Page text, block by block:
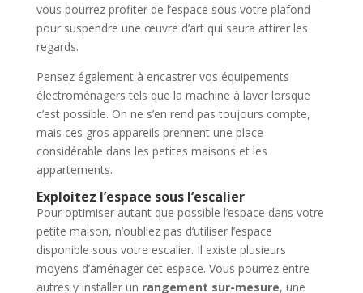
vous pourrez profiter de l’espace sous votre plafond
pour suspendre une œuvre d’art qui saura attirer les
regards.
Pensez également à encastrer vos équipements
électroménagers tels que la machine à laver lorsque
c’est possible. On ne s’en rend pas toujours compte,
mais ces gros appareils prennent une place
considérable dans les petites maisons et les
appartements.
Exploitez l’espace sous l’escalier
Pour optimiser autant que possible l’espace dans votre
petite maison, n’oubliez pas d’utiliser l’espace
disponible sous votre escalier. Il existe plusieurs
moyens d’aménager cet espace. Vous pourrez entre
autres y installer un rangement sur-mesure, une